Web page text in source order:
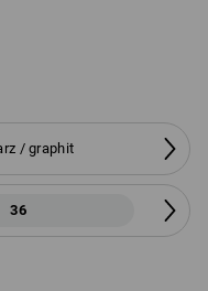
/ graphit
36